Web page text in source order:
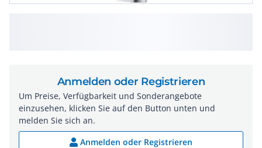
Anmelden oder Registrieren
Um Preise, Verfügbarkeit und Sonderangebote
einzusehen, klicken Sie auf den Button unten und
melden Sie sich an.
Anmelden oder Registrieren